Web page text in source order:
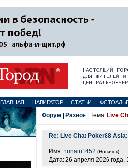
ГЛАВНАЯ НАВИГАТОР СТАТЬИ
Форум Разное | Тема: Live
Re: Live Chat Poker88
Имя: hunain1452 (Новичок)
Дата: 26 апреля 2026 года,